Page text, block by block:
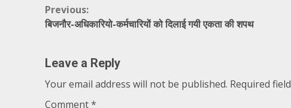
Continue
Previous:
बिजनौर-अधिकारियो-कर्मचारियों को दिलाई गयी एकता की शपथ
Leave a Reply
Your email address will not be published. Required
Comment*